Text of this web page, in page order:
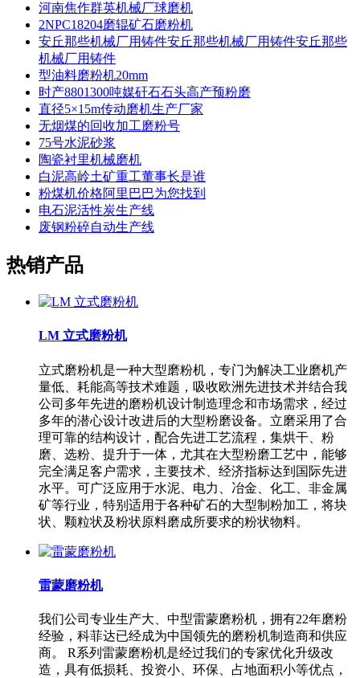
河南焦作群英机械厂球磨机
2NPC18204磨辊矿石磨粉机
安丘那些机械厂用铸件安丘那些机械厂用铸件安丘那些
机械厂用铸件
型油料磨粉机20mm
时产8801300吨媒矸石石头高产预粉磨
直径5×15m传动磨机生产厂家
无烟煤的回收加工磨粉号
75号水泥砂浆
陶瓷衬里机械磨机
白泥高岭土矿重工董事长是谁
粉煤机价格阿里巴巴为您找到
电石泥活性炭生产线
废钢粉碎自动生产线
热销产品
LM 立式磨粉机
立式磨粉机是一种大型磨粉机，专门为解决工业磨机产
量低、耗能高等技术难题，吸收欧洲先进技术并结合我
公司多年先进的磨粉机设计制造理念和市场需求，经过
多年的潜心设计改进后的大型粉磨设备。立磨采用了合
理可靠的结构设计，配合先进工艺流程，集烘干、粉
磨、选粉、提升于一体，尤其在大型粉磨工艺中，能够
完全满足客户需求，主要技术、经济指标达到国际先进
水平。可广泛应用于水泥、电力、冶金、化工、非金属
矿等行业，特别适用于各种矿石的大型制粉加工，将块
状、颗粒状及粉状原料磨成所要求的粉状物料。
雷蒙磨粉机
我们公司专业生产大、中型雷蒙磨粉机，拥有22年磨粉
经验，科菲达已经成为中国领先的磨粉机制造商和供应
商。 R系列雷蒙磨粉机是经过我们的专家优化升级改
造，具有低损耗、投资小、环保、占地面积小等优点，